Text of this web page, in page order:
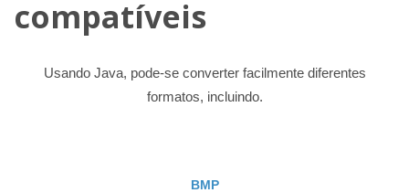
compatíveis
Usando Java, pode-se converter facilmente diferentes
formatos, incluindo.
BMP